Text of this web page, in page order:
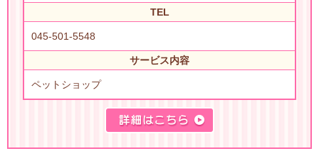
TEL
045-501-5548
サービス内容
ペットショップ